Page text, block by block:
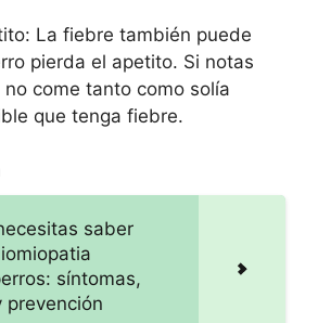
La fiebre también puede
pierda el apetito. Si notas
come tanto como solía
que tenga fiebre.
saber
síntomas,